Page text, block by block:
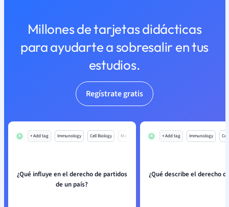
Millones de tarjetas didácticas
para ayudarte a sobresalir en tus
estudios.
Regístrate gratis
+ Add tag Immunology Cell Biology Mo
¿Qué influye en el derecho de partidos
de un país?
+ Add tag Immunology
¿Qué describe el derecho